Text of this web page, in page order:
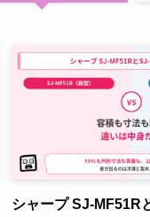
シャープ SJ-MF51R